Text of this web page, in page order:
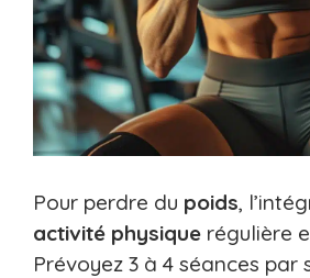
Pour perdre du poids,
activité physique régulière
Prévoyez 3 à 4 séances par